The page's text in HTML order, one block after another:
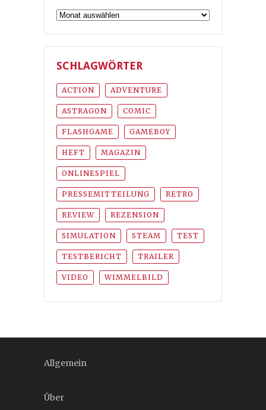
Archiv
SCHLAGWÖRTER
ACTION ADVENTURE
ASTRAGON COMIC
FLASHGAME GAMEBOY
HEFT MAGAZIN
ONLINESPIEL
PRESSEMITTEILUNG RETRO
REVIEW REZENSION
SIMULATION STEAM TEST
TESTBERICHT TRAILER
VIDEO WIMMELBILD
Allgemein
Über